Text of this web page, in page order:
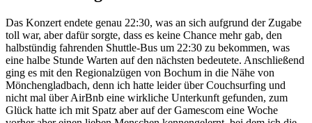
Das Konzert endete genau 22:30, was an sich aufgrund der Zugabe
toll war, aber dafür sorgte, dass es keine Chance mehr gab, den
halbstündig fahrenden Shuttle-Bus um 22:30 zu bekommen, was
eine halbe Stunde Warten auf den nächsten bedeutete. Anschließend
ging es mit den Regionalzügen von Bochum in die Nähe von
Mönchengladbach, denn ich hatte leider über Couchsurfing und
nicht mal über AirBnb eine wirkliche Unterkunft gefunden, zum
Glück hatte ich mit Spatz aber auf der Gamescom eine Woche